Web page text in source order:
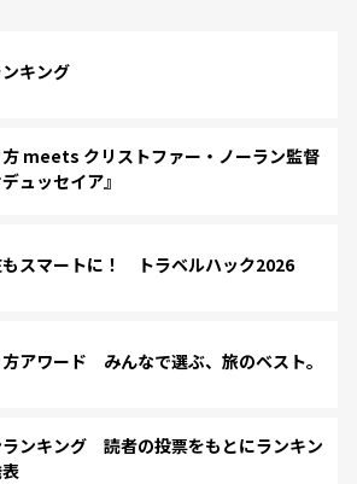
キング
meets クリストファー・ノーラン監督
ュッセイア』
スマートに！ トラベルハック2026
アワード みんなで選ぶ、旅のベスト。
ンキング 読者の投票をもとにランキン